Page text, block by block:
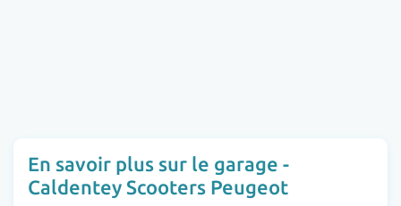
En savoir plus sur le garage -
Caldentey Scooters Peugeot